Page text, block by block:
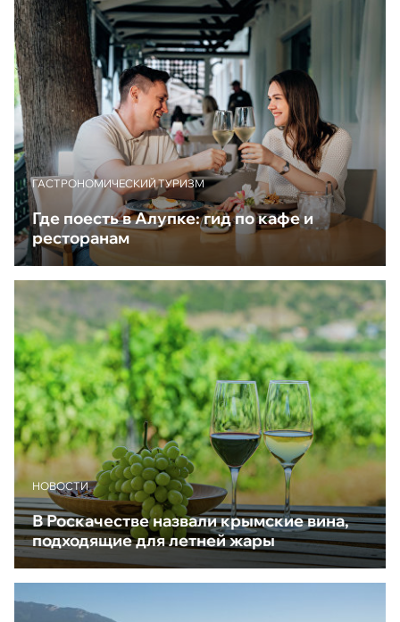
ГАСТРОНОМИЧЕСКИЙ ТУРИЗМ
Где поесть в Алупке: гид по кафе и
ресторанам
НОВОСТИ
В Роскачестве назвали крымские вина,
подходящие для летней жары